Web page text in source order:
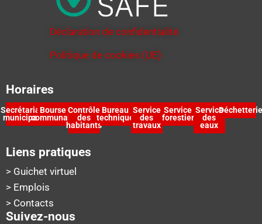
Déclaration de confidentialité
Politique de cookies (UE)
Horaires
Secrétariat
municipal
Bourse
communale
Contrôle
des
habitants
Bureau
technique
Service
des
travaux
Service
forestier
Service
des
eaux
Déchetterie
Liens pratiques
> Guichet virtuel
> Emplois
> Contacts
Suivez-nous